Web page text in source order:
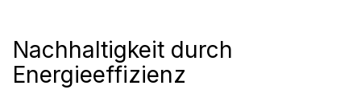
Nachhaltigkeit durch
Energieeffizienz